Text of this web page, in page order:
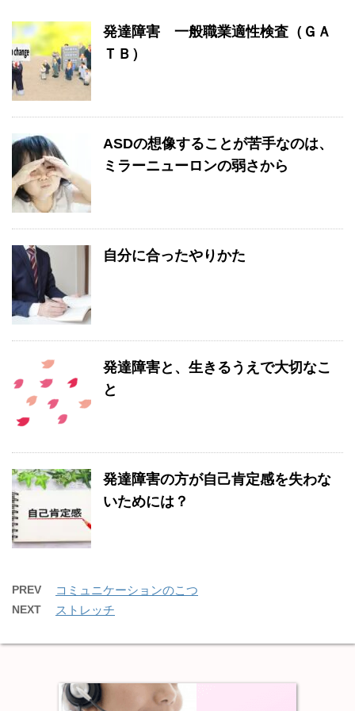
発達障害 一般職業適性検査（ＧＡ
ＴＢ）
ASDの想像することが苦手なのは、
ミラーニューロンの弱さから
自分に合ったやりかた
発達障害と、生きるうえで大切なこ
と
発達障害の方が自己肯定感を失わな
いためには？
PREV コミュニケーションのこつ
NEXT ストレッチ